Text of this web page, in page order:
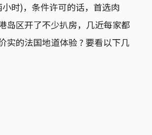
时)，条件许可的话，首选肉
岛区开了不少扒房，几近每家都
实的法国地道体验 ? 要看以下几